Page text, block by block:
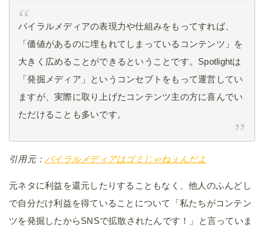
バイラルメディアの表現力や仕組みをもってすれば、
「価値があるのに埋もれてしまっているコンテンツ」を
大きく広めることができるということです。Spotlightは
「発掘メディア」というコンセプトをもって運営してい
ますが、実際に取り上げたコンテンツ主の方に喜んでい
ただけることも多いです。
引用元： バイラルメディアはゴミじゃねぇんだよ
元ネタに利益を還元したりすることもなく、他人のふんどし
で自分だけ利益を得ていることについて「私たちがコンテン
ツを発掘したからSNSで拡散されたんです！」と言っていま